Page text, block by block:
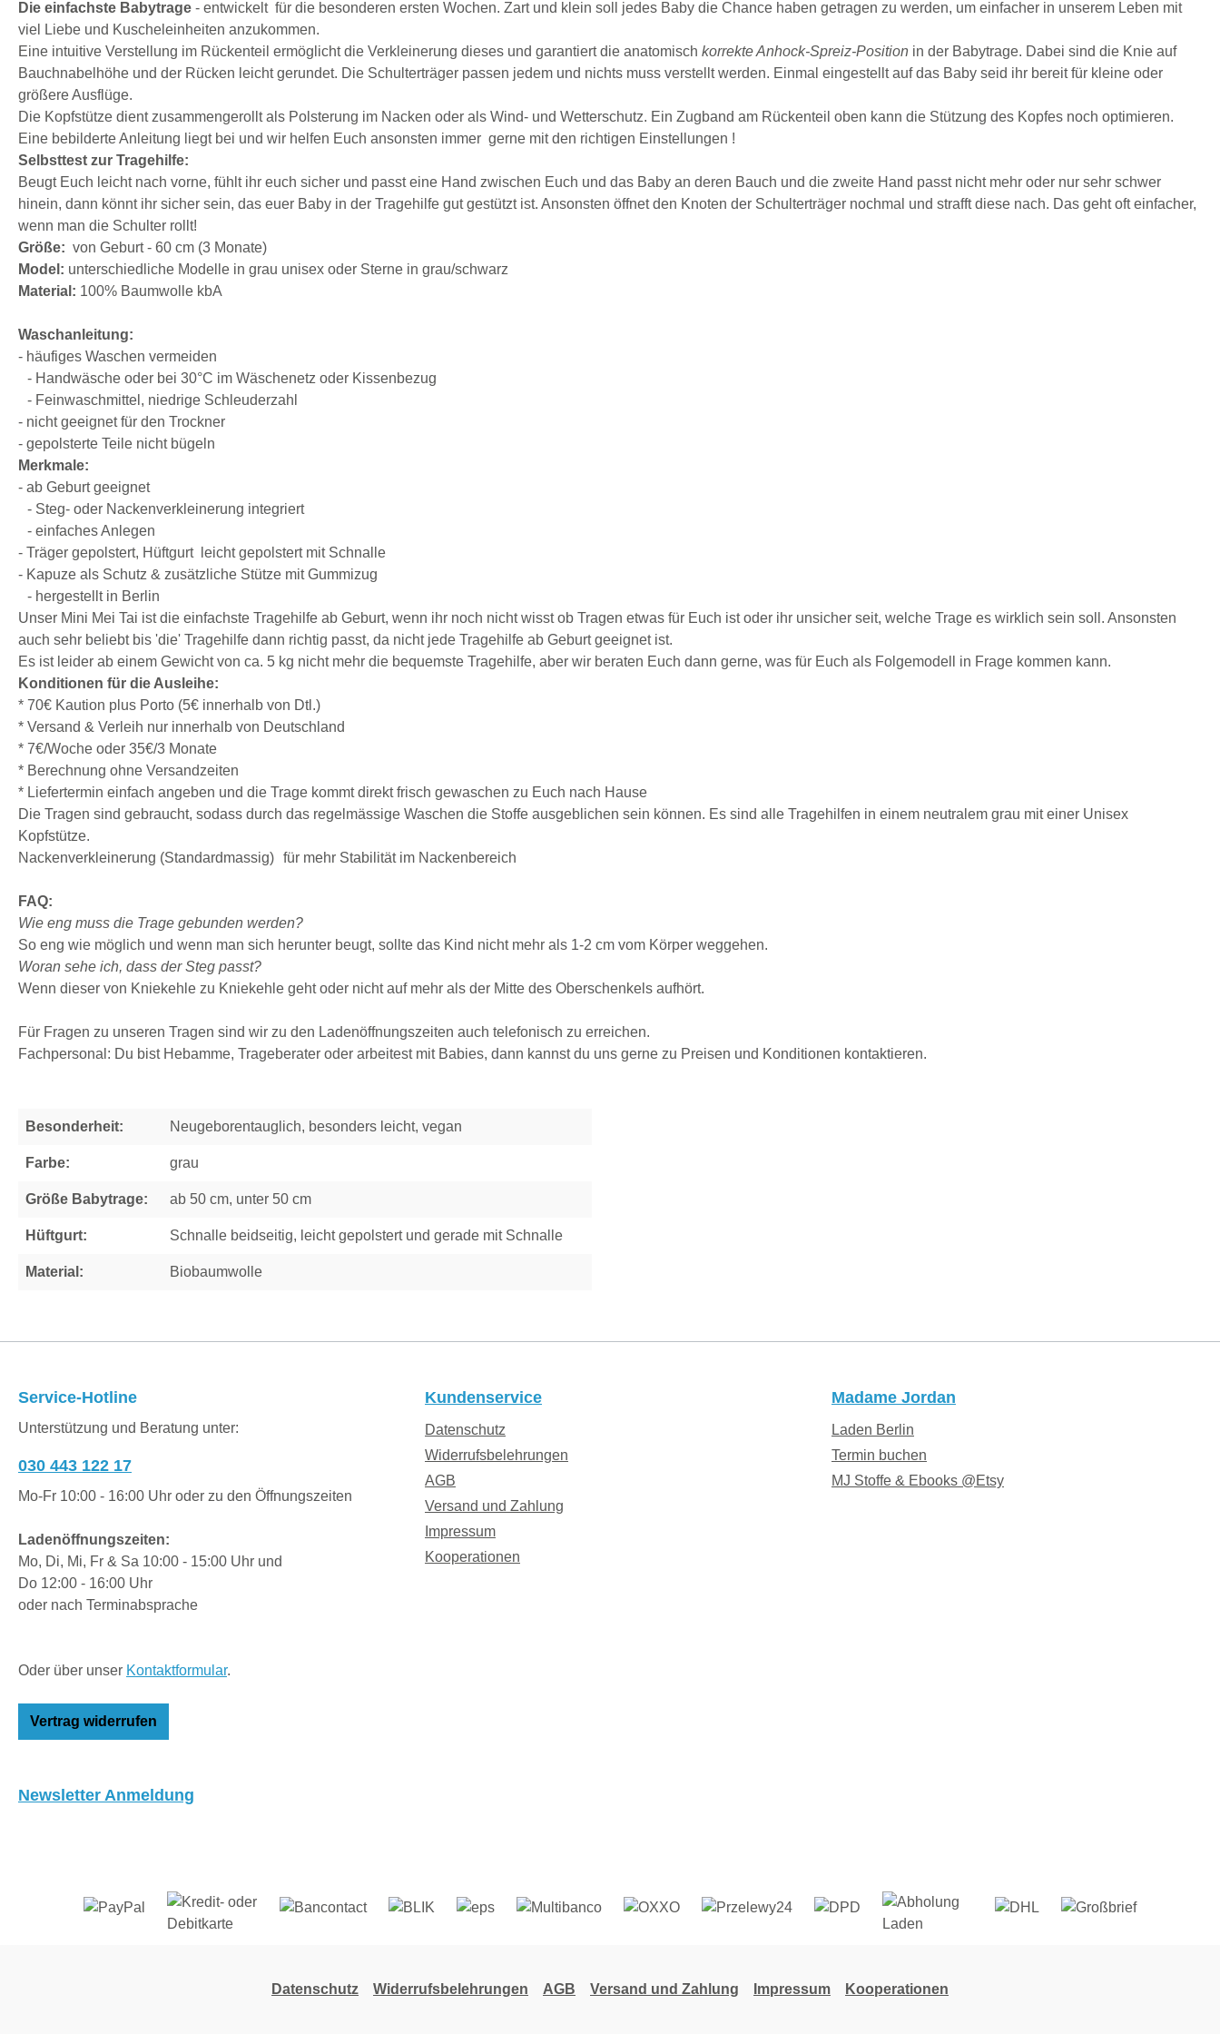
Die einfachste Babytrage - entwickelt für die besonderen ersten Wochen. Zart und klein soll jedes Baby die Chance haben getragen zu werden, um einfacher in unserem Leben mit
viel Liebe und Kuscheleinheiten anzukommen.
Eine intuitive Verstellung im Rückenteil ermöglicht die Verkleinerung dieses und garantiert die anatomisch korrekte Anhock-Spreiz-Position in der Babytrage. Dabei sind die Knie auf
Bauchnabelhöhe und der Rücken leicht gerundet. Die Schulterträger passen jedem und nichts muss verstellt werden. Einmal eingestellt auf das Baby seid ihr bereit für kleine oder
größere Ausflüge.
Die Kopfstütze dient zusammengerollt als Polsterung im Nacken oder als Wind- und Wetterschutz. Ein Zugband am Rückenteil oben kann die Stützung des Kopfes noch optimieren.
Eine bebilderte Anleitung liegt bei und wir helfen Euch ansonsten immer gerne mit den richtigen Einstellungen !
Selbsttest zur Tragehilfe:
Beugt Euch leicht nach vorne, fühlt ihr euch sicher und passt eine Hand zwischen Euch und das Baby an deren Bauch und die zweite Hand passt nicht mehr oder nur sehr schwer
hinein, dann könnt ihr sicher sein, das euer Baby in der Tragehilfe gut gestützt ist. Ansonsten öffnet den Knoten der Schulterträger nochmal und strafft diese nach. Das geht oft einfacher,
wenn man die Schulter rollt!
Größe: von Geburt - 60 cm (3 Monate)
Model: unterschiedliche Modelle in grau unisex oder Sterne in grau/schwarz
Material: 100% Baumwolle kbA
Waschanleitung:
- häufiges Waschen vermeiden
- Handwäsche oder bei 30°C im Wäschenetz oder Kissenbezug
- Feinwaschmittel, niedrige Schleuderzahl
- nicht geeignet für den Trockner
- gepolsterte Teile nicht bügeln
Merkmale:
- ab Geburt geeignet
- Steg- oder Nackenverkleinerung integriert
- einfaches Anlegen
- Träger gepolstert, Hüftgurt leicht gepolstert mit Schnalle
- Kapuze als Schutz & zusätzliche Stütze mit Gummizug
- hergestellt in Berlin
Unser Mini Mei Tai ist die einfachste Tragehilfe ab Geburt, wenn ihr noch nicht wisst ob Tragen etwas für Euch ist oder ihr unsicher seit, welche Trage es wirklich sein soll. Ansonsten
auch sehr beliebt bis 'die' Tragehilfe dann richtig passt, da nicht jede Tragehilfe ab Geburt geeignet ist.
Es ist leider ab einem Gewicht von ca. 5 kg nicht mehr die bequemste Tragehilfe, aber wir beraten Euch dann gerne, was für Euch als Folgemodell in Frage kommen kann.
Konditionen für die Ausleihe:
* 70€ Kaution plus Porto (5€ innerhalb von Dtl.)
* Versand & Verleih nur innerhalb von Deutschland
* 7€/Woche oder 35€/3 Monate
* Berechnung ohne Versandzeiten
* Liefertermin einfach angeben und die Trage kommt direkt frisch gewaschen zu Euch nach Hause
Die Tragen sind gebraucht, sodass durch das regelmässige Waschen die Stoffe ausgeblichen sein können. Es sind alle Tragehilfen in einem neutralem grau mit einer Unisex
Kopfstütze.
Nackenverkleinerung (Standardmassig) für mehr Stabilität im Nackenbereich
FAQ:
Wie eng muss die Trage gebunden werden?
So eng wie möglich und wenn man sich herunter beugt, sollte das Kind nicht mehr als 1-2 cm vom Körper weggehen.
Woran sehe ich, dass der Steg passt?
Wenn dieser von Kniekehle zu Kniekehle geht oder nicht auf mehr als der Mitte des Oberschenkels aufhört.
Für Fragen zu unseren Tragen sind wir zu den Ladenöffnungszeiten auch telefonisch zu erreichen.
Fachpersonal: Du bist Hebamme, Trageberater oder arbeitest mit Babies, dann kannst du uns gerne zu Preisen und Konditionen kontaktieren.
Besonderheit: Neugeborentauglich, besonders leicht, vegan
Farbe: grau
Größe Babytrage: ab 50 cm, unter 50 cm
Hüftgurt: Schnalle beidseitig, leicht gepolstert und gerade mit Schnalle
Material: Biobaumwolle
Service-Hotline
Unterstützung und Beratung unter:
030 443 122 17
Mo-Fr 10:00 - 16:00 Uhr oder zu den Öffnungszeiten
Ladenöffnungszeiten:
Mo, Di, Mi, Fr & Sa 10:00 - 15:00 Uhr und
Do 12:00 - 16:00 Uhr
oder nach Terminabsprache
Oder über unser Kontaktformular.
Vertrag widerrufen
Kundenservice
Datenschutz
Widerrufsbelehrungen
AGB
Versand und Zahlung
Impressum
Kooperationen
Madame Jordan
Laden Berlin
Termin buchen
MJ Stoffe & Ebooks @Etsy
Newsletter Anmeldung
Datenschutz Widerrufsbelehrungen AGB Versand und Zahlung Impressum Kooperationen